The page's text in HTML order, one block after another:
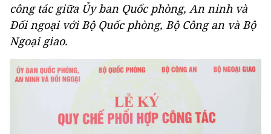
công tác giữa Ủy ban Quốc phòng, An ninh và
Đối ngoại với Bộ Quốc phòng, Bộ Công an và Bộ
Ngoại giao.